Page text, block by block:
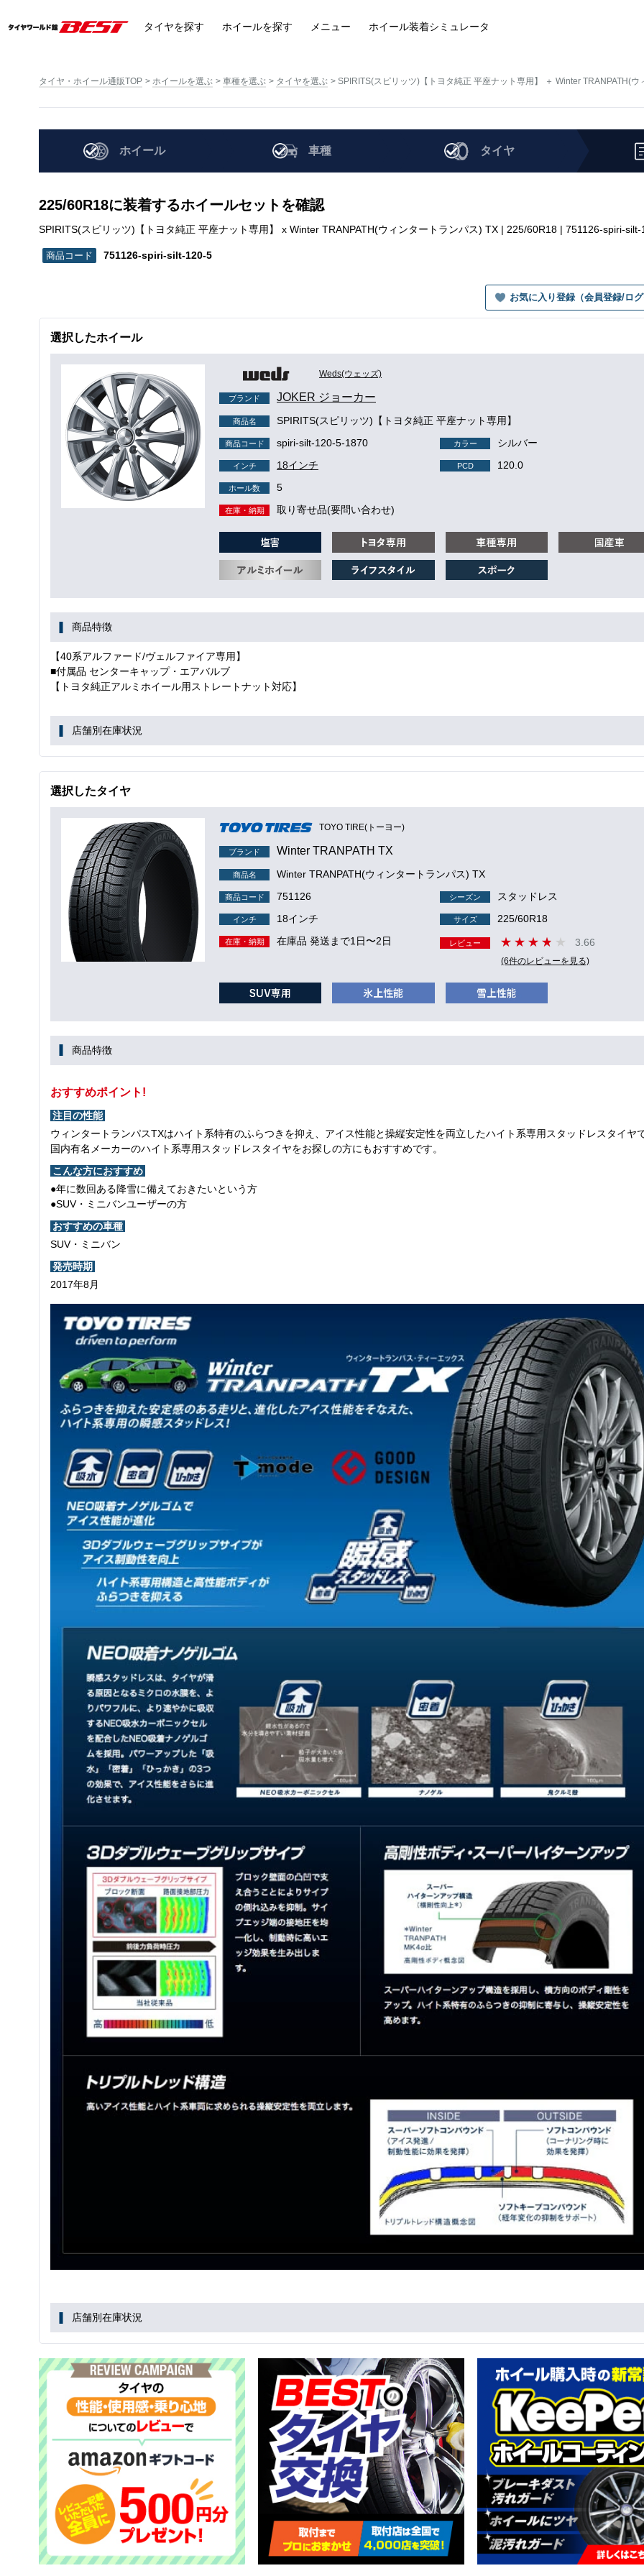
タイヤを探す ホイールを探す メニュー ホイール装着シミュレータ
タイヤ・ホイール通販TOP ホイールを選ぶ 車種を選ぶ タイヤを選ぶ SPIRITS(スピリッツ)【トヨタ純正 平座ナット専用】 ＋ Winter TRANPATH(ウ
ホイール 車種 タイヤ
225/60R18に装着するホイールセットを確認
SPIRITS(スピリッツ)【トヨタ純正 平座ナット専用】 x Winter TRANPATH(ウィンタートランパス) TX | 225/60R18 | 751126-spiri-
751126-spiri-silt-120-5
お気に入り登録（会員登録/ロ
選択したホイール
Weds(ウェッズ)
ブランド JOKER ジョーカー
商品名 SPIRITS(スピリッツ)【トヨタ純正 平座ナット専用】
商品コード spiri-silt-120-5-1870 カラー シルバー
インチ 18インチ PCD 120.0
ホール数 5
在庫・納期 取り寄せ品(要問い合わせ)
商品特徴
【40系アルファード/ヴェルファイア専用】
■付属品 センターキャップ・エアバルブ
【トヨタ純正アルミホイール用ストレートナット対応】
店舗別在庫状況
選択したタイヤ
TOYO TIRE(トーヨー)
ブランド Winter TRANPATH TX
商品名 Winter TRANPATH(ウィンタートランパス) TX
商品コード 751126 シーズン スタッドレス
インチ 18インチ サイズ 225/60R18
在庫・納期 在庫品 発送まで1日〜2日 レビュー 3.66
(6件のレビューを見る)
商品特徴
おすすめポイント!
注目の性能
ウィンタートランパスTXはハイト系特有のふらつきを抑え、アイス性能と操縦安定性を両立したハイト系専用スタッドレスタイヤ
国内有名メーカーのハイト系専用スタッドレスタイヤをお探しの方にもおすすめです。
こんな方におすすめ
●年に数回ある降雪に備えておきたいという方
●SUV・ミニバンユーザーの方
おすすめの車種
SUV・ミニバン
発売時期
2017年8月
店舗別在庫状況